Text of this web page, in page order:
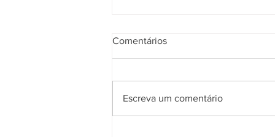
Comentários
Escreva um comentário